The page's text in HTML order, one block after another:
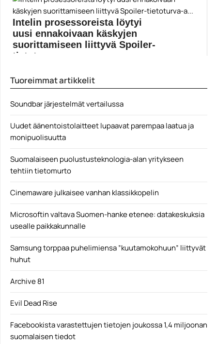
Alder Lake-S
Intelin prosessoreista löytyi
uusi ennakoivaan käskyjen
suorittamiseen liittyvä Spoiler-
tietoturva-a...
nimeltään Spoiler....
Tuoreimmat artikkelit
Soundbar järjestelmät vertailussa
Uudet äänentoistolaitteet lupaavat parempaa laatua ja
monipuolisuutta
Suomalaiseen puolustusteknologia-alan yritykseen
tehtiin tietomurto
Cinemaware julkaisee vanhan klassikkopelin
Microsoftin valtava Suomen-hanke etenee: datakeskuksia
usealle paikkakunnalle
Samsung torppaa puhelimiensa ”kuutamokohuun” liittyvät
huhut
Archive 81
Evil Dead Rise
Facebookista varastettujen tietojen joukossa 1,4 miljoonan
suomalaisen tiedot